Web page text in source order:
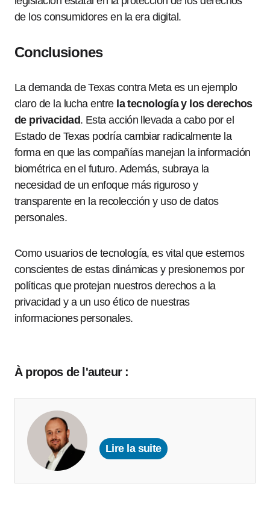
de los consumidores en la era digital.
Conclusiones
La demanda de Texas contra Meta es un ejemplo
claro de la lucha entre la tecnología y los derechos
de privacidad. Esta acción llevada a cabo por el
Estado de Texas podría cambiar radicalmente la
forma en que las compañías manejan la información
biométrica en el futuro. Además, subraya la
necesidad de un enfoque más riguroso y
transparente en la recolección y uso de datos
personales.
Como usuarios de tecnología, es vital que estemos
conscientes de estas dinámicas y presionemos por
políticas que protejan nuestros derechos a la
privacidad y a un uso ético de nuestras
informaciones personales.
À propos de l'auteur :
Lire la suite